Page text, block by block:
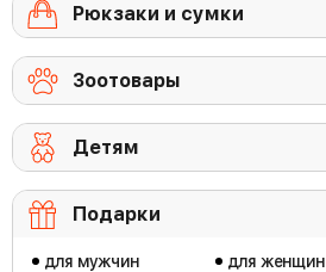
Рюкзаки и сумки
Зоотовары
Детям
Подарки
для мужчин
для женщин